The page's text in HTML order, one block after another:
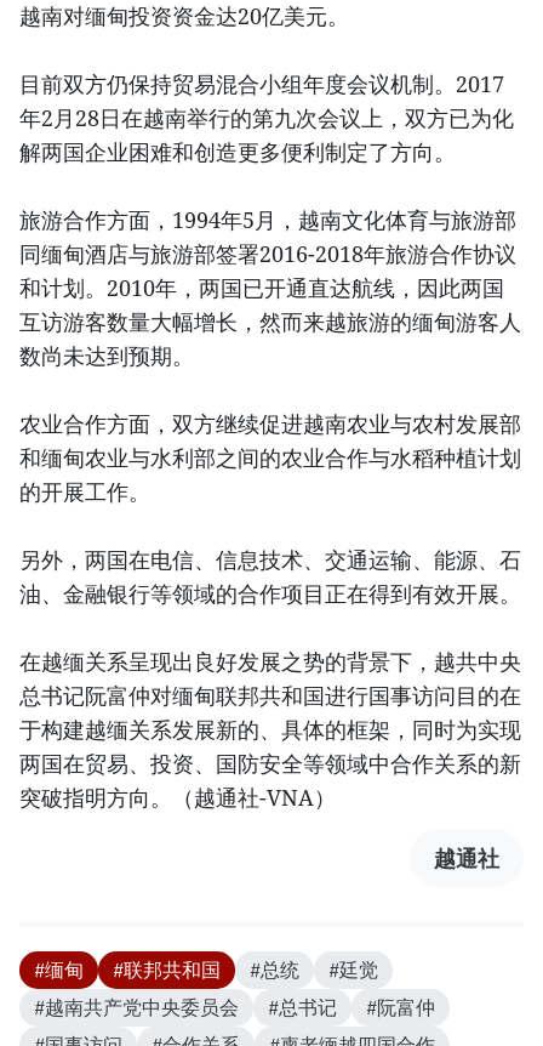
越南对缅甸投资资金达20亿美元。
目前双方仍保持贸易混合小组年度会议机制。2017
年2月28日在越南举行的第九次会议上，双方已为化
解两国企业困难和创造更多便利制定了方向。
旅游合作方面，1994年5月，越南文化体育与旅游部
同缅甸酒店与旅游部签署2016-2018年旅游合作协议
和计划。2010年，两国已开通直达航线，因此两国
互访游客数量大幅增长，然而来越旅游的缅甸游客人
数尚未达到预期。
农业合作方面，双方继续促进越南农业与农村发展部
和缅甸农业与水利部之间的农业合作与水稻种植计划
的开展工作。
另外，两国在电信、信息技术、交通运输、能源、石
油、金融银行等领域的合作项目正在得到有效开展。
在越缅关系呈现出良好发展之势的背景下，越共中央
总书记阮富仲对缅甸联邦共和国进行国事访问目的在
于构建越缅关系发展新的、具体的框架，同时为实现
两国在贸易、投资、国防安全等领域中合作关系的新
突破指明方向。（越通社-VNA）
越通社
#缅甸 #联邦共和国 #总统
#廷觉
#越南共产党中央委员会
#总书记
#阮富仲